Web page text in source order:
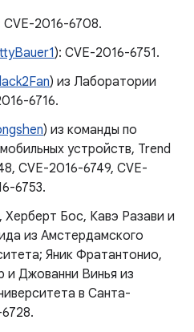
2016-6708.
): CVE-2016-6751.
) из Лаборатории
6716.
) из команды по
устройств, Trend
CVE-2016-6749, CVE-
6753.
Херберт Бос, Кавэ Разави и
из Амстердамского
Яник Фратантонио,
Джованни Винья из
в Санта-